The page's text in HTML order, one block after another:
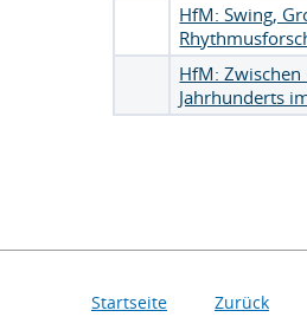
HfM: Swing,
HfM:
Jahrhunderts
Startseite Zurück